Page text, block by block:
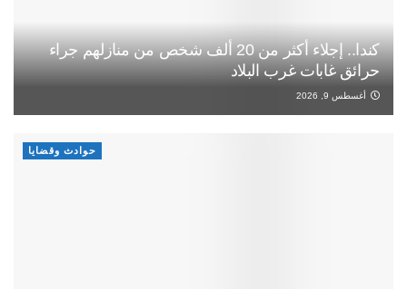
كندا.. إجلاء أكثر من 20 ألف شخص من منازلهم جراء
حرائق غابات غرب البلاد
أغسطس 9, 2026
حوادث وقضايا